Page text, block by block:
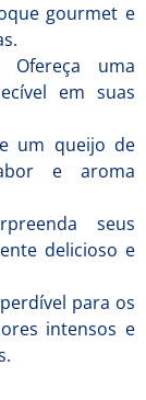
gourmet e
Ofereça uma
em suas
um queijo de
e aroma
seus
delicioso e
para os
intensos e